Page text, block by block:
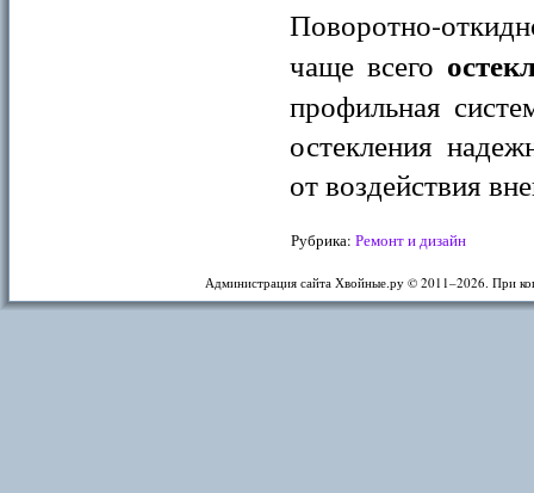
Поворотно-
чаще всего
профильная
остекления
от воздействия
Рубрика: Ремонт и дизайн
Администрация сайта Хвойные.ру © 2011–2026. При